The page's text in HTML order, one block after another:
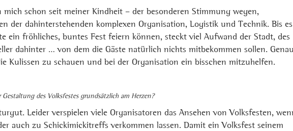
mich schon seit meiner Kindheit – der besonderen Stimmung wegen,
der dahinterstehenden komplexen Organisation, Logistik und Technik. Bis es
ein fröhliches, buntes Fest feiern können, steckt viel Aufwand der Stadt, des
dahinter … von dem die Gäste natürlich nichts mitbekommen sollen.
Kulissen zu schauen und bei der Organisation ein bisschen mitzuhelfen.
Gestaltung des Volksfestes grundsätzlich am Herzen?
Leider verspielen viele Organisatoren das Ansehen von Volksfesten,
auch zu Schickimickitreffs verkommen lassen. Damit ein Volksfest seinem